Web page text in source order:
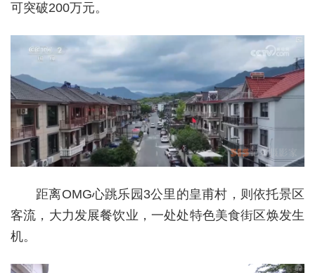
可突破200万元。
距离OMG心跳乐园3公里的皇甫村，则依托景区
客流，大力发展餐饮业，一处处特色美食街区焕发生
机。